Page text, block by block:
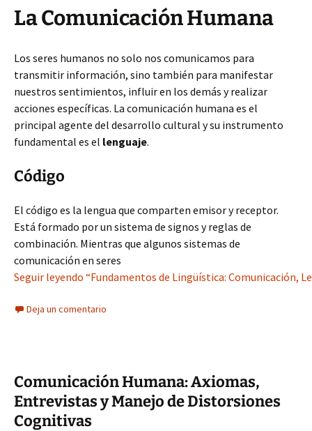
La Comunicación Humana
Los seres humanos no solo nos comunicamos para
transmitir información, sino también para manifestar
nuestros sentimientos, influir en los demás y realizar
acciones específicas. La comunicación humana es el
principal agente del desarrollo cultural y su instrumento
fundamental es el lenguaje.
Código
El código es la lengua que comparten emisor y receptor.
Está formado por un sistema de signos y reglas de
combinación. Mientras que algunos sistemas de
comunicación en seres
Seguir leyendo “Fundamentos de Lingüística: Comunicación,
Deja un comentario
Comunicación Humana: Axiomas,
Entrevistas y Manejo de Distorsiones
Cognitivas